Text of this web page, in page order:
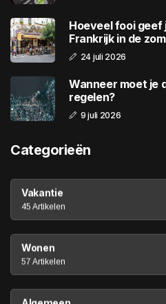
Hoeveel fooi geef
Frankrijk in de
24 juli 2026
Wanneer moet je
regelen?
9 juli 2026
Categorieën
Vakantie
45 Artikelen
Wonen
57 Artikelen